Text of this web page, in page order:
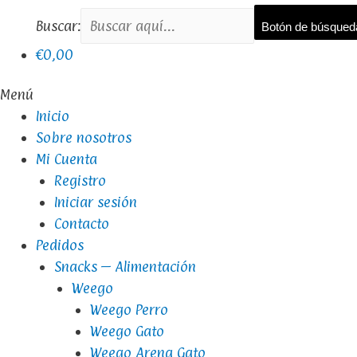
Buscar: Botón de
€0,00
Menú
Inicio
Sobre nosotros
Mi Cuenta
Registro
Iniciar sesión
Contacto
Pedidos
Snacks – Alimentación
Weego
Weego Perro
Weego Gato
Weego Arena Gato